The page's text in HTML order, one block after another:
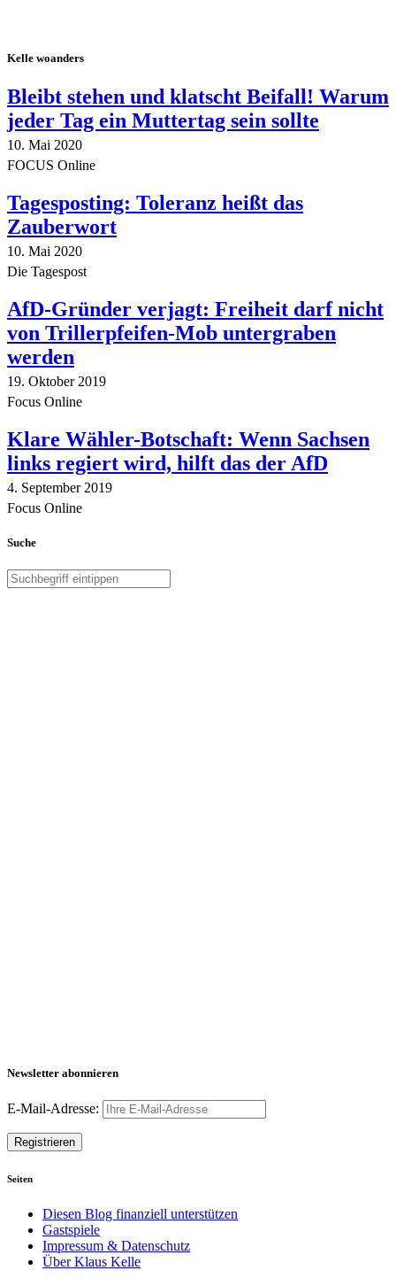
Kelle woanders
Bleibt stehen und klatscht Beifall! Warum
jeder Tag ein Muttertag sein sollte
10. Mai 2020
FOCUS Online
Tagesposting: Toleranz heißt das
Zauberwort
10. Mai 2020
Die Tagespost
AfD-Gründer verjagt: Freiheit darf nicht
von Trillerpfeifen-Mob untergraben
werden
19. Oktober 2019
Focus Online
Klare Wähler-Botschaft: Wenn Sachsen
links regiert wird, hilft das der AfD
4. September 2019
Focus Online
Suche
Newsletter abonnieren
E-Mail-Adresse:
Seiten
Diesen Blog finanziell unterstützen
Gastspiele
Impressum & Datenschutz
Über Klaus Kelle